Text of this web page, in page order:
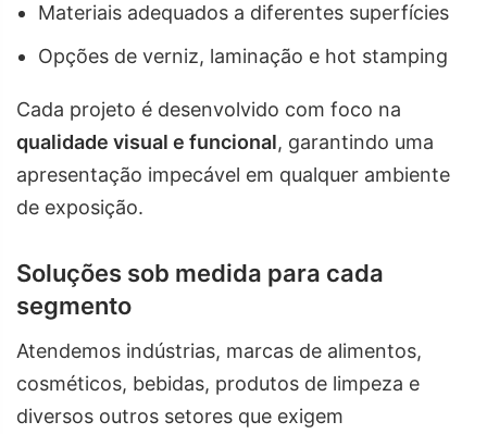
Materiais adequados a diferentes superfícies
Opções de verniz, laminação e hot stamping
Cada projeto é desenvolvido com foco na
qualidade visual e funcional, garantindo uma
apresentação impecável em qualquer ambiente
de exposição.
Soluções sob medida para cada
segmento
Atendemos indústrias, marcas de alimentos,
cosméticos, bebidas, produtos de limpeza e
diversos outros setores que exigem